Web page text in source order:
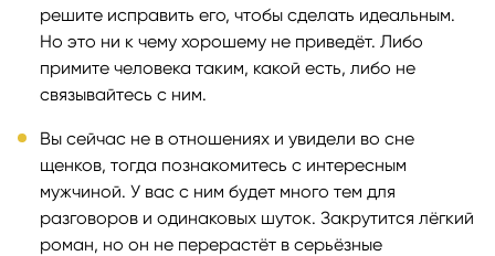
решите исправить его, чтобы сделать идеальным.
Но это ни к чему хорошему не приведёт. Либо
примите человека таким, какой есть, либо не
связывайтесь с ним.
Вы сейчас не в отношениях и увидели во сне
щенков, тогда познакомитесь с интересным
мужчиной. У вас с ним будет много тем для
разговоров и одинаковых шуток. Закрутится лёгкий
роман, но он не перерастёт в серьёзные